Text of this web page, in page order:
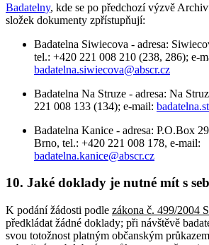
Badatelny, kde se po předchozí výzvě
složek dokumenty zpřístupňují:
Badatelna Siwiecova - adresa:
tel.: +420 221 008 210 (238, 286); e-
badatelna.siwiecova@abscr.cz
Badatelna Na Struze - adresa: Na
221 008 133 (134); e-mail:
Badatelna Kanice - adresa: P.O.Box
Brno, tel.: +420 221 008 178, e-mail:
badatelna.kanice@abscr.cz
10. Jaké doklady je nutné mít s
K podání žádosti podle zákona č. 499/2004
předkládat žádné doklady; při návštěvě
svou totožnost platným občanským